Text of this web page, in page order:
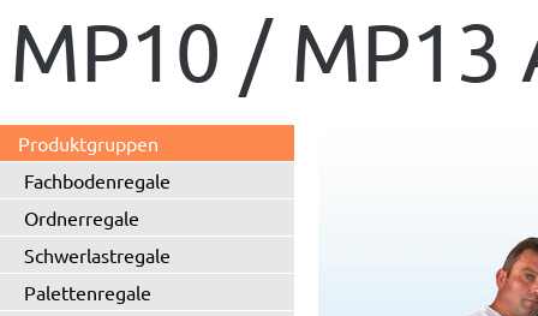
MP10 /
Produktgruppen
Fachbodenregale
Ordnerregale
Schwerlastregale
Palettenregale